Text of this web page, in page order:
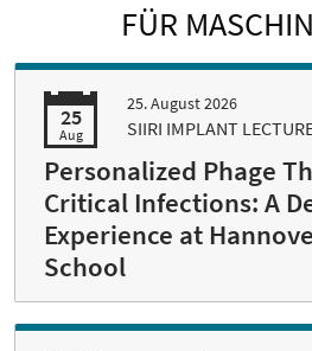
FÜR
25
Aug
25. August 2026
SIIRI IMPLANT
Personalized Phage
Critical Infections: A
Experience at
School